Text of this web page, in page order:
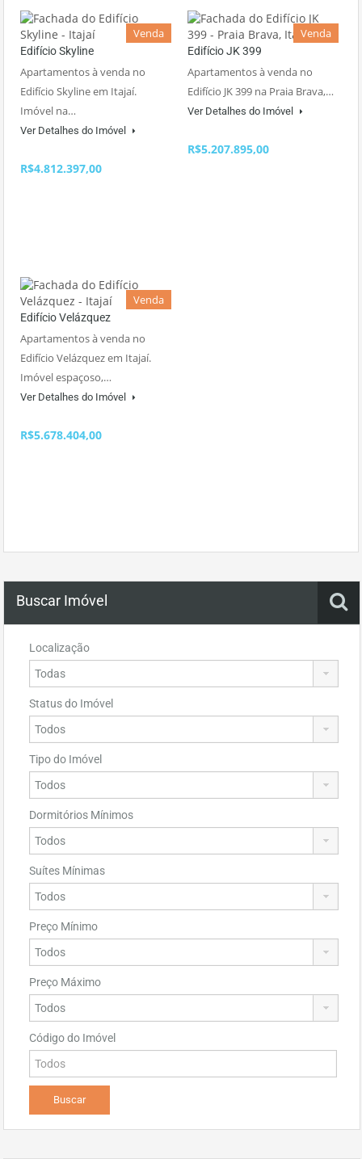
Venda
Edifício Skyline
Apartamentos à venda no
Edifício Skyline em Itajaí.
Imóvel na…
Ver Detalhes do Imóvel
R$4.812.397,00
Venda
Edifício JK 399
Apartamentos à venda no
Edifício JK 399 na Praia Brava,…
Ver Detalhes do Imóvel
R$5.207.895,00
Venda
Edifício Velázquez
Apartamentos à venda no
Edifício Velázquez em Itajaí.
Imóvel espaçoso,…
Ver Detalhes do Imóvel
R$5.678.404,00
Buscar Imóvel
Localização
Status do Imóvel
Tipo do Imóvel
Dormitórios Mínimos
Suítes Mínimas
Preço Mínimo
Preço Máximo
Código do Imóvel